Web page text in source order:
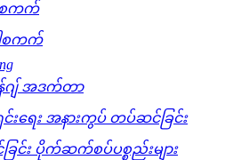
ါစကက်
ါစကက်
ဂျ် အဒက်တာ
င်းရေး အနားကွပ် တပ်ဆင်ခြင်း
င်း ပိုက်ဆက်စပ်ပစ္စည်းများ